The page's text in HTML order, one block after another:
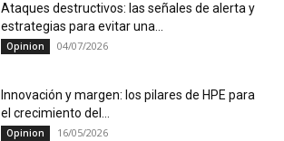
Ataques destructivos: las señales de alerta y
estrategias para evitar una...
Opinion 04/07/2026
Innovación y margen: los pilares de HPE para
el crecimiento del...
Opinion 16/05/2026